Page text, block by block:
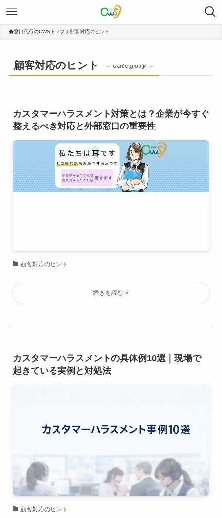
窓口代行のCWSトップ 顧客対応のヒント
顧客対応のヒント – category –
カスタマーハラスメント対策とは？企業が今すぐ
整えるべき対応と外部窓口の重要性
顧客対応のヒント
カスタマーハラスメントの具体例10選｜現場で
起きている実例と対処法
顧客対応のヒント